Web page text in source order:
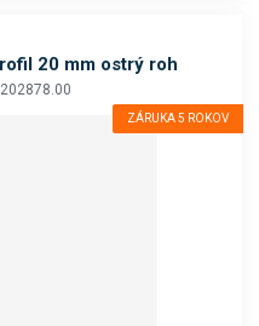
20 mm ostrý roh
ZÁRUKA 5 ROKOV